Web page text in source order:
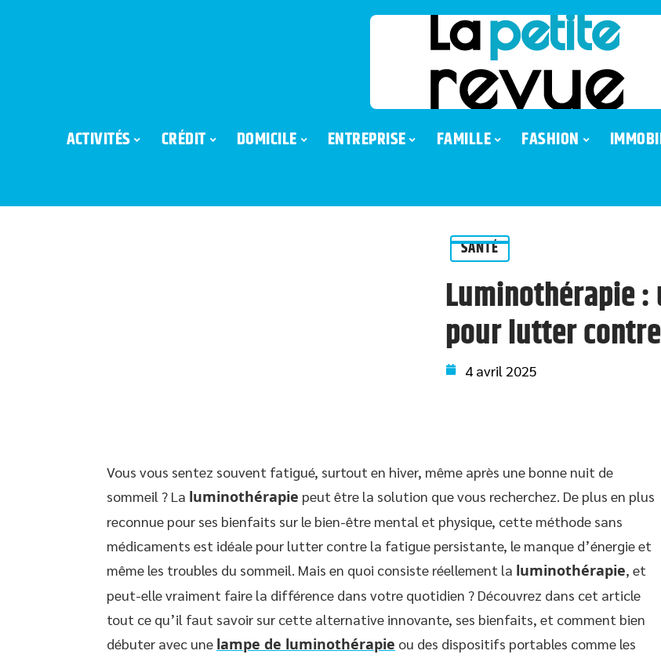
ACTIVITÉS CRÉDIT DOMICILE ENTREPRISE FAMILLE FASHION
SANTÉ
Luminothérapie
pour lutter
4 avril 2025
Vous vous sentez souvent fatigué, surtout en hiver, même après une bonne nuit de
sommeil ? La luminothérapie peut être la solution que vous recherchez. De plus en plus
reconnue pour ses bienfaits sur le bien-être mental et physique, cette méthode sans
médicaments est idéale pour lutter contre la fatigue persistante, le manque d’énergie et
même les troubles du sommeil. Mais en quoi consiste réellement la luminothérapie, et
peut-elle vraiment faire la différence dans votre quotidien ? Découvrez dans cet article
tout ce qu’il faut savoir sur cette alternative innovante, ses bienfaits, et comment bien
débuter avec une lampe de luminothérapie ou des dispositifs portables comme les